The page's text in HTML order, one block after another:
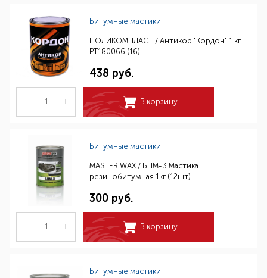
Битумные мастики
ПОЛИКОМПЛАСТ / Антикор "Кордон" 1 кг
РТ180066 (16)
438 руб.
– + В корзину
Битумные мастики
MASTER WAX / БПМ-3 Мастика
резинобитумная 1кг (12шт)
300 руб.
– + В корзину
Битумные мастики